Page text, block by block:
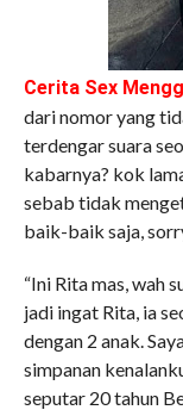
Cerita Sex
dari nomor yang
terdengar suara
kabarnya? kok
sebab tidak
baik-baik saja,
“Ini Rita mas, wah
jadi ingat Rita, ia
dengan 2 anak.
simpanan
seputar 20 tahun